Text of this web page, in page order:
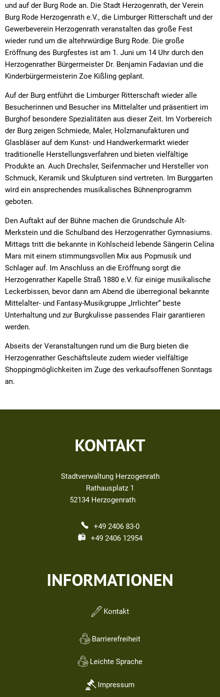
und auf der Burg Rode an. Die Stadt Herzogenrath, der Verein
Burg Rode Herzogenrath e.V., die Limburger Ritterschaft und der
Gewerbeverein Herzogenrath veranstalten das große Fest
wieder rund um die altehrwürdige Burg Rode. Die große
Eröffnung des Burgfestes ist am 1. Juni um 14 Uhr durch den
Herzogenrather Bürgermeister Dr. Benjamin Fadavian und die
Kinderbürgermeisterin Zoe Kißling geplant.
Auf der Burg entführt die Limburger Ritterschaft wieder alle
Besucherinnen und Besucher ins Mittelalter und präsentiert im
Burghof besondere Spezialitäten aus dieser Zeit. Im Vorbereich
der Burg zeigen Schmiede, Maler, Holzmanufakturen und
Glasbläser auf dem Kunst- und Handwerkermarkt wieder
traditionelle Herstellungsverfahren und bieten vielfältige
Produkte an. Auch Drechsler, Seifenmacher und Hersteller von
Schmuck, Keramik und Skulpturen sind vertreten. Im Burggarten
wird ein ansprechendes musikalisches Bühnenprogramm
geboten.
Den Auftakt auf der Bühne machen die Grundschule Alt-
Merkstein und die Schulband des Herzogenrather Gymnasiums.
Mittags tritt die bekannte in Kohlscheid lebende Sängerin Celina
Mars mit einem stimmungsvollen Mix aus Popmusik und
Schlager auf. Im Anschluss an die Eröffnung sorgt die
Herzogenrather Kapelle Straß 1880 e.V. für einige musikalische
Leckerbissen, bevor dann am Abend die überregional bekannte
Mittelalter- und Fantasy-Musikgruppe „Irrlichter“ beste
Unterhaltung und zur Burgkulisse passendes Flair garantieren
werden.
Abseits der Veranstaltungen rund um die Burg bieten die
Herzogenrather Geschäftsleute zudem wieder vielfältige
Shoppingmöglichkeiten im Zuge des verkaufsoffenen Sonntags
an.
KONTAKT
Stadtverwaltung Herzogenrath
Rathausplatz 1
52134 Herzogenrath
+49 2406 83-0
+49 2406 12954
INFORMATIONEN
Kontakt
Barrierefreiheit
Leichte Sprache
Impressum